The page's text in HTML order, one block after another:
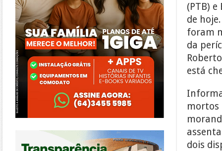
(PTB)
de
foram
da
está
mortos
dois
https://morrinhos.go.leg.br/